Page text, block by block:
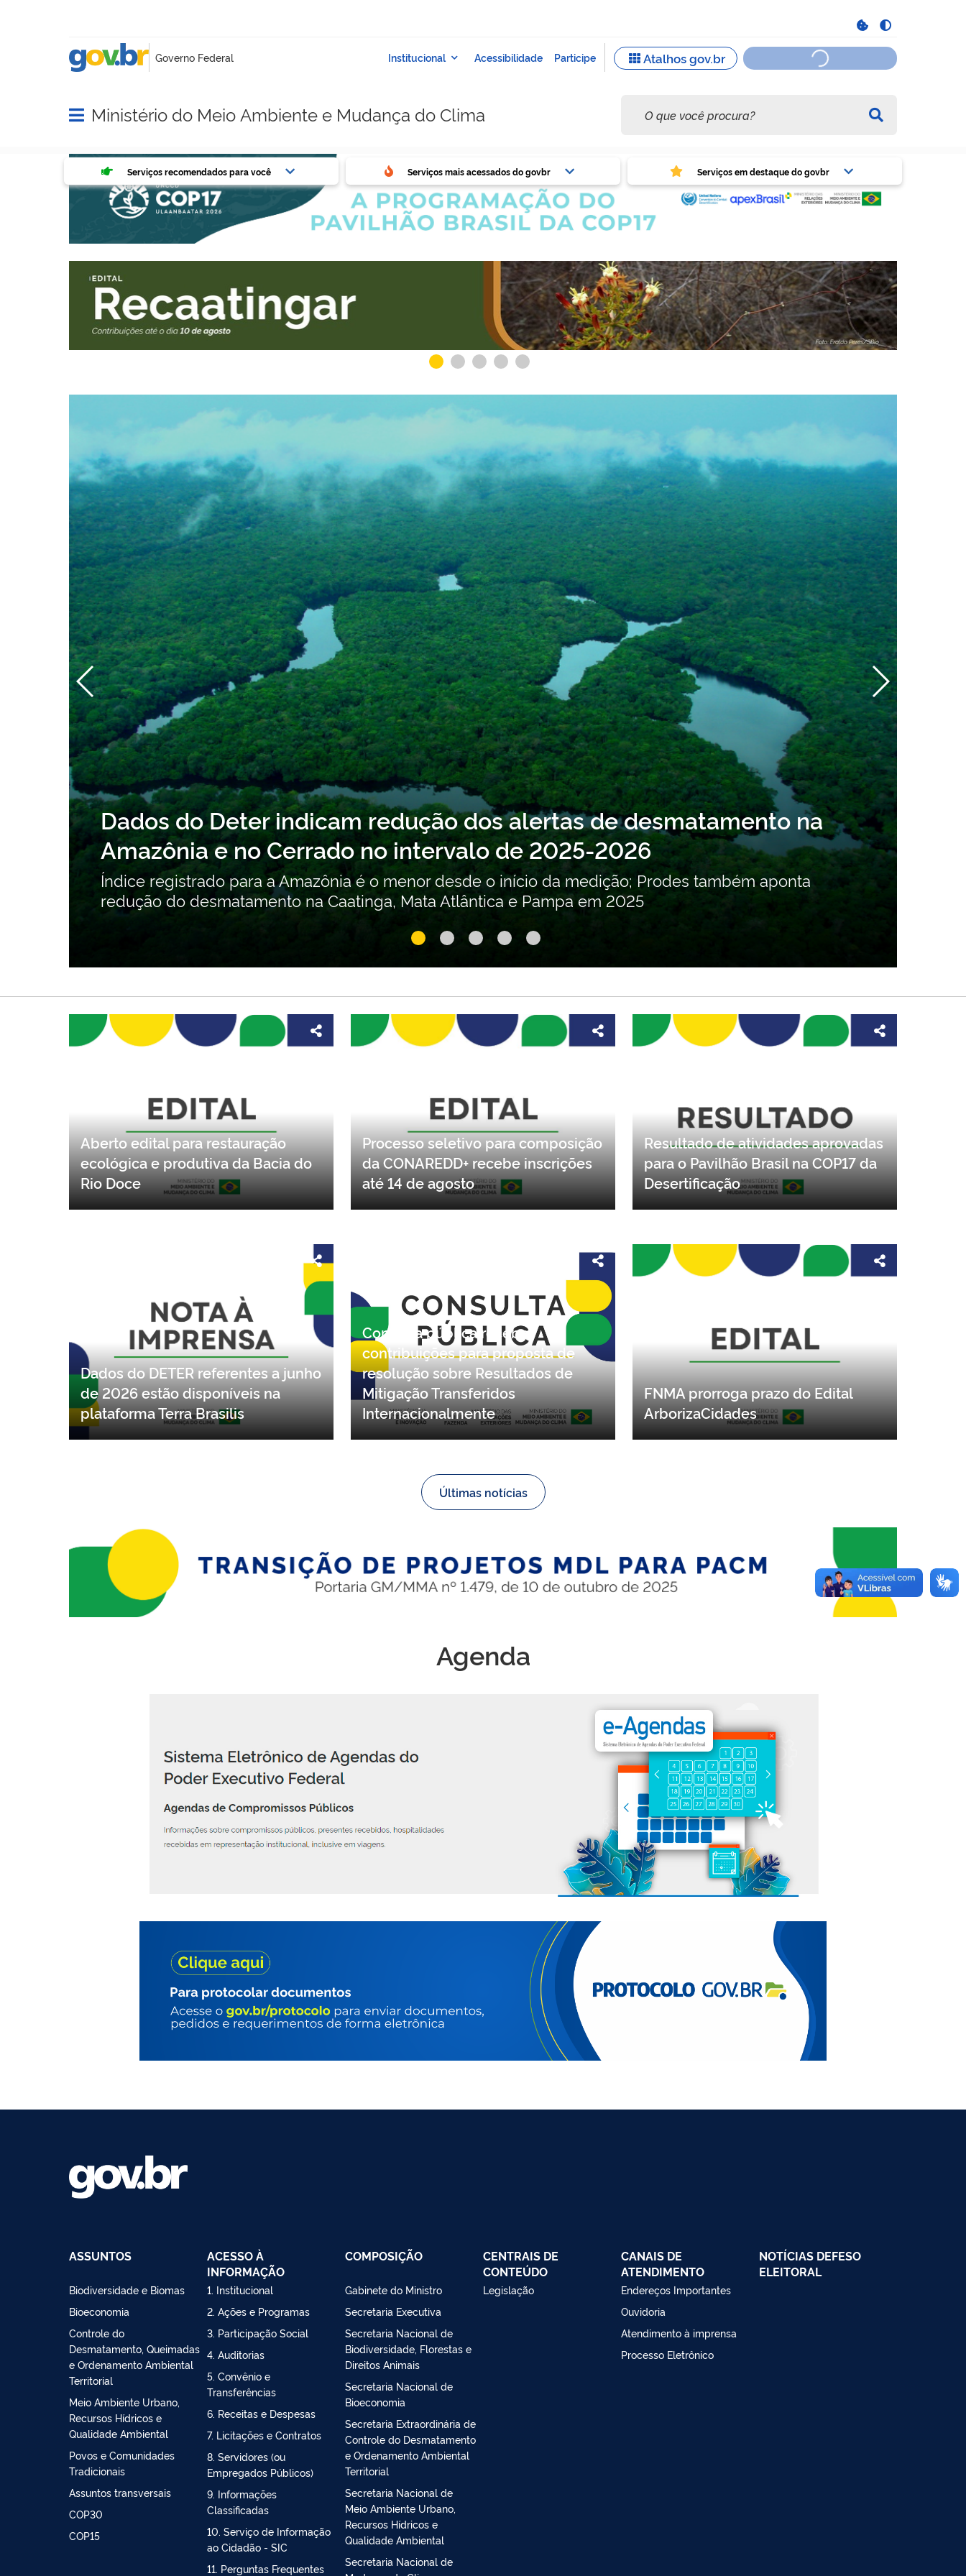
Abrir menu principal de navegação
Ministério do Meio Ambiente e Mudança do Clima
Serviços mais acessados do govbr Serviços em destaque do govbr
na
também aponta
Consulta pública sobre o Segundo Inventário Nacional de
Orgânicos Persistentes (POPs) não intencionais está aberta para
contribuições
Consulta pública recebe contribuições para a atualização do Segundo Inventário Nacional de
intencionais até 24 de agosto
Aberto edital para restauração
ecológica e produtiva da Bacia do
Processo seletivo para composição
da CONAREDD+ recebe inscrições
Resultado de atividades aprovadas
para o Pavilhão Brasil na COP17 da
Dados do DETER referentes a junho
de 2026 estão disponíveis na
Consulta pública recebe
contribuições para proposta de
resolução sobre Resultados de
Mitigação Transferidos
FNMA prorroga prazo do Edital
ASSUNTOS
Biodiversidade e Biomas
Bioeconomia
Controle do
e Ordenamento Ambiental
Territorial
Recursos Hídricos e
Qualidade Ambiental
Povos e Comunidades
Tradicionais
Assuntos transversais
ACESSO À
INFORMAÇÃO
1. Institucional
2. Ações e Programas
3. Participação Social
4. Auditorias
5. Convênio e
Transferências
6. Receitas e Despesas
7. Licitações e Contratos
8. Servidores (ou
Empregados Públicos)
9. Informações
Classificadas
10. Serviço de Informação
COMPOSIÇÃO
Gabinete do Ministro
Secretaria Executiva
Biodiversidade, Florestas e
Direitos Animais
Secretaria Nacional de
Bioeconomia
Secretaria Extraordinária de
e Ordenamento Ambiental
Territorial
Secretaria Nacional de
Recursos Hídricos e
CENTRAIS DE
CANAIS DE
ATENDIMENTO
Endereços Importantes
Ouvidoria